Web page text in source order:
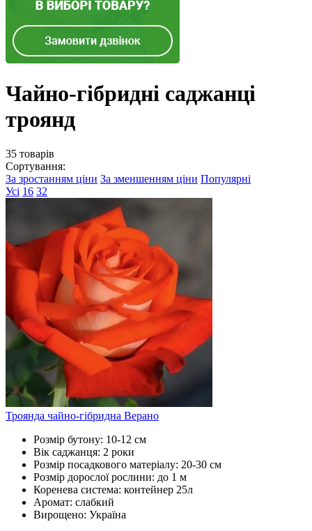
Чайно-гібридні саджанці
троянд
35 товарів
Сортування:
За зростанням ціни За зменшенням ціни Популярні
Усі 16 32
Троянда чайно-гібридна Верано
Розмір бутону: 10-12 см
Вік саджанця: 2 роки
Розмір посадкового матеріалу: 20-30 см
Розмір дорослої рослини: до 1 м
Коренева система: контейнер 25л
Аромат: слабкий
Вирощено: Україна